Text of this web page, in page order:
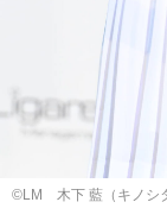
©LM ⽊下 藍（キノシ